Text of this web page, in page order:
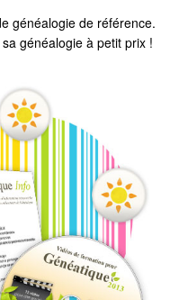
généalogie de référence.
généalogie à petit prix !